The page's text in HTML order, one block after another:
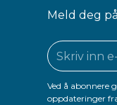
Meld deg
Ved å abonnere
oppdateringer